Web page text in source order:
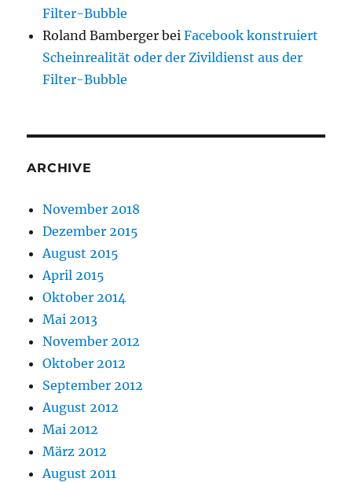
Filter-Bubble
Roland Bamberger beiFacebook konstruiert
Scheinrealität oder der Zivildienst aus der
Filter-Bubble
ARCHIVE
November 2018
Dezember 2015
August 2015
April 2015
Oktober 2014
Mai 2013
November 2012
Oktober 2012
September 2012
August 2012
Mai 2012
März 2012
August 2011